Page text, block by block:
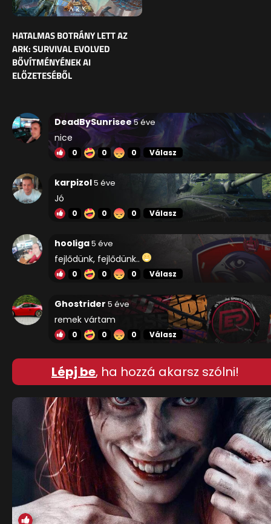
HATALMAS BOTRÁNY LETT AZ
ARK: SURVIVAL EVOLVED
BŐVÍTMÉNYÉNEK AI
ELŐZETESÉBŐL
DeadBySunrisee5 éve
nice
0 0 0 Válasz
karpizol5 éve
Jó
0 0 0 Válasz
hooliga5 éve
fejlődünk, fejlődünk..
0 0 0 Válasz
Ghostrider 5 éve
remek vártam
0 0 0 Válasz
Lépj be, ha hozzá akarsz szólni!